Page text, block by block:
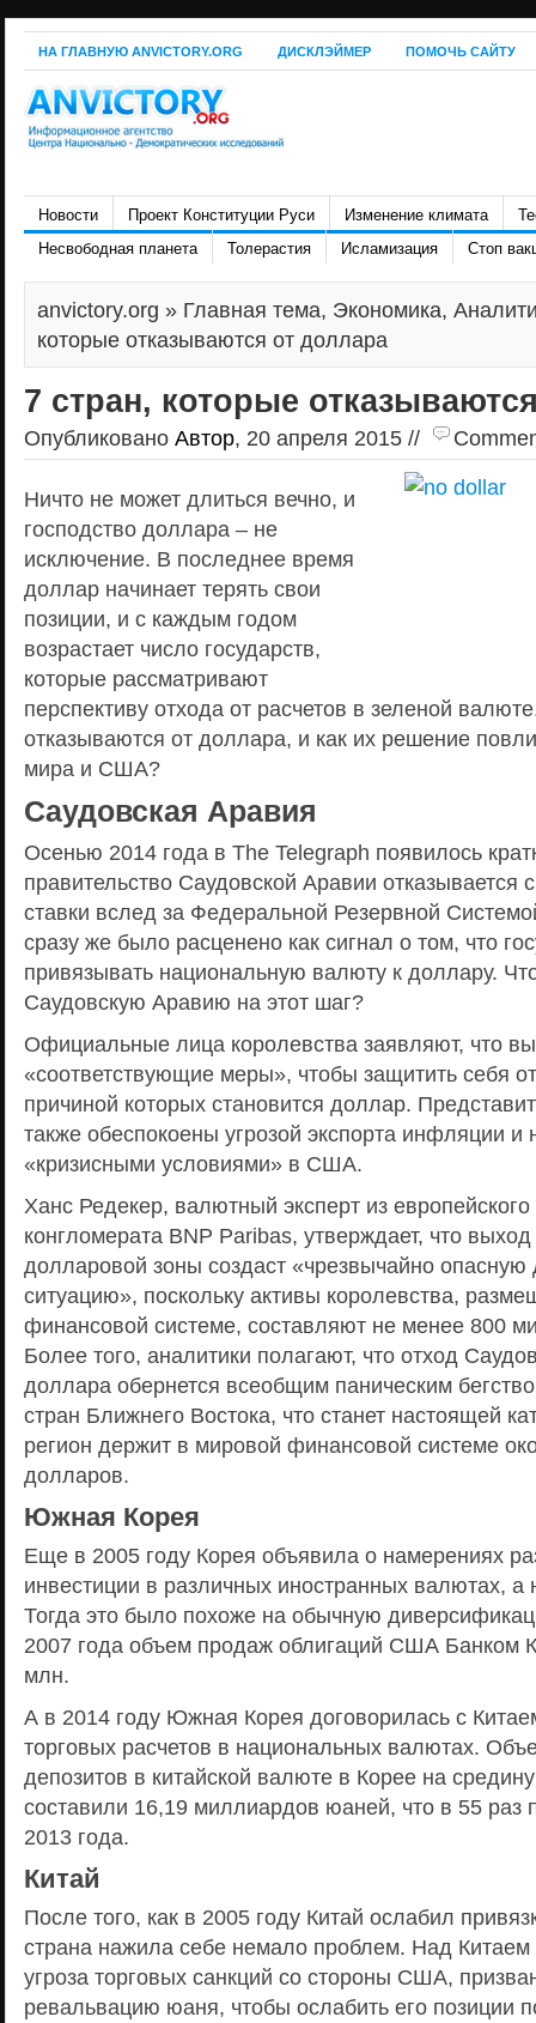
НА ГЛАВНУЮ ANVICTORY.ORG ДИСКЛЭЙМЕР ПОМОЧЬ САЙТУ
Новости Проект Конституции Руси Изменение климата
Несвободная планета
Толерастия Исламизация Стоп
anvictory.org » Главная тема, Экономика,
которые отказываются от доллара
7 стран, которые
Опубликовано Автор, 20 апреля 2015 //
Ничто не может длиться вечно, и
господство доллара – не
исключение. В последнее время
доллар начинает терять свои
позиции, и с каждым годом
возрастает число государств,
которые рассматривают
перспективу отхода от расчетов в зеленой
отказываются от доллара, и как их решение
мира и США?
Саудовская Аравия
Осенью 2014 года в The Telegraph появилось
правительство Саудовской Аравии отказывается
ставки вслед за Федеральной Резервной
сразу же было расценено как сигнал о том, что
привязывать национальную валюту к доллару.
Саудовскую Аравию на этот шаг?
Официальные лица королевства заявляют, что
«соответствующие меры», чтобы защитить себя
причиной которых становится доллар.
также обеспокоены угрозой экспорта инфляции и
«кризисными условиями» в США.
Ханс Редекер, валютный эксперт из европейского
конгломерата BNP Paribas, утверждает, что
долларовой зоны создаст «чрезвычайно
ситуацию», поскольку активы королевства,
финансовой системе, составляют не менее 800
Более того, аналитики полагают, что отход
доллара обернется всеобщим паническим
стран Ближнего Востока, что станет настоящей
регион держит в мировой финансовой системе
долларов.
Южная Корея
Еще в 2005 году Корея объявила о намерениях
инвестиции в различных иностранных валютах, а
Тогда это было похоже на обычную
2007 года объем продаж облигаций США Банком
млн.
А в 2014 году Южная Корея договорилась с
торговых расчетов в национальных валютах.
депозитов в китайской валюте в Корее на
составили 16,19 миллиардов юаней, что в 55 раз
2013 года.
Китай
После того, как в 2005 году Китай ослабил
страна нажила себе немало проблем. Над Китаем
угроза торговых санкций со стороны США,
ревальвацию юаня, чтобы ослабить его позиции